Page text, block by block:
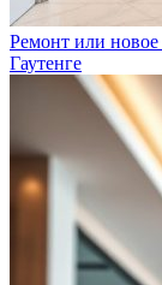
Ремонт или новое
Гаутенге